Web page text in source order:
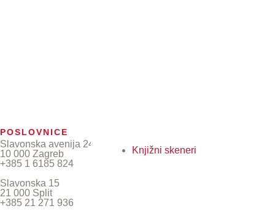
Knjižni skeneri
POSLOVNICE
Slavonska avenija 24/6
10 000 Zagreb
+385 1 6185 824
Slavonska 15
21 000 Split
+385 21 271 936